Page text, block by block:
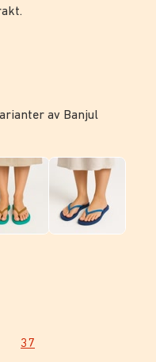
av Banjul
37